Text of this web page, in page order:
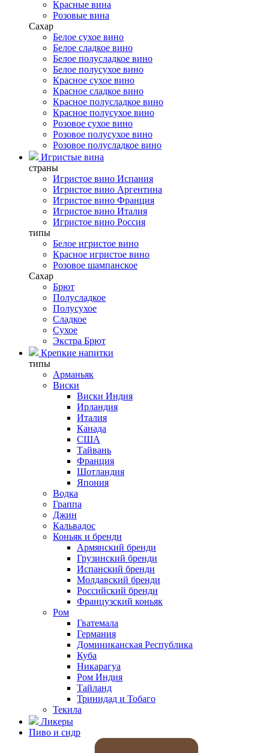
Красные вина
Розовые вина
Сахар
Белое сухое вино
Белое сладкое вино
Белое полусладкое вино
Белое полусухое вино
Красное сухое вино
Красное сладкое вино
Красное полусладкое вино
Красное полусухое вино
Розовое сухое вино
Розовое полусухое вино
Розовое полусладкое вино
Игристые вина
страны
Игристое вино Испания
Игристое вино Аргентина
Игристое вино Франция
Игристое вино Италия
Игристое вино Россия
типы
Белое игристое вино
Красное игристое вино
Розовое шампанское
Сахар
Брют
Полусладкое
Полусухое
Сладкое
Сухое
Экстра Брют
Крепкие напитки
типы
Арманьяк
Виски
Виски Индия
Ирландия
Италия
Канада
США
Тайвань
Франция
Шотландия
Япония
Водка
Граппа
Джин
Кальвадос
Коньяк и бренди
Армянский бренди
Грузинский бренди
Испанский бренди
Молдавский бренди
Российский бренди
Французский коньяк
Ром
Гватемала
Германия
Доминиканская Республика
Куба
Никарагуа
Ром Индия
Тайланд
Тринидад и Тобаго
Текила
Ликеры
Пиво и сидр